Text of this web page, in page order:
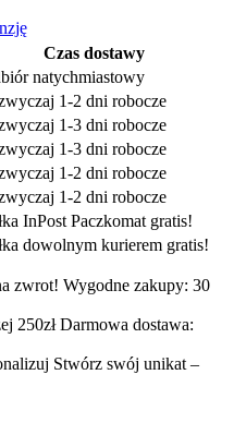
Czas dostawy
natychmiastowy
1-2 dni robocze
1-3 dni robocze
1-3 dni robocze
1-2 dni robocze
1-2 dni robocze
InPost Paczkomat gratis!
dowolnym kurierem gratis!
Wygodne zakupy: 30
Darmowa dostawa:
Stwórz swój unikat –